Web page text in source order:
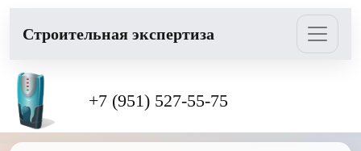
Cтроительная экспертиза
+7 (951) 527-55-75